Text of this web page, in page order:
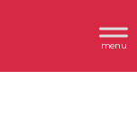
Header
Rechts